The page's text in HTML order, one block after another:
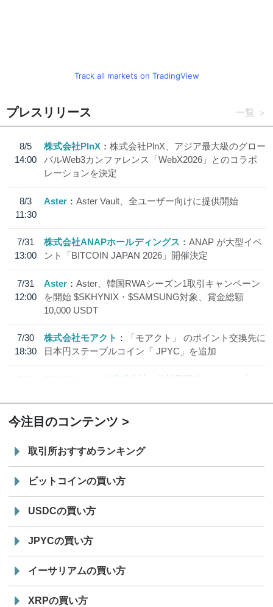
Track all markets on TradingView
プレスリリース 一覧
8/5
14:00
株式会社PlnX
株式会社PlnX、アジア最大級のグロー
バルWeb3カンファレンス「WebX2026」とのコラボ
レーションを決定
8/3
11:30
Aster Aster Vault、全ユーザー向けに提供開始
7/31
13:00
株式会社ANAPホールディングス
ANAP が大型イベ
ント「BITCOIN JAPAN 2026」開催決定
7/31
12:00
Aster
Aster、韓国RWAシーズン1取引キャンペーン
を開始 $SKHYNIX・$SAMSUNG対象、賞金総額
10,000 USDT
7/30
18:30
株式会社モアクト
「モアクト」 のポイント交換先に
日本円ステーブルコイン「 JPYC」を追加
7/29
SBI VCトレード株式会社
信託型円建てステーブル
今注目のコンテンツ
取引所おすすめランキング
ビットコインの買い方
USDCの買い方
JPYCの買い方
イーサリアムの買い方
XRPの買い方